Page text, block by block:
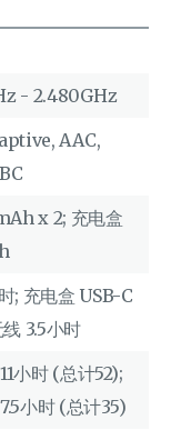
- 2.480GHz
AAC,
x 2; 充电盒
; 充电盒 USB-C
3.5小时
小时 (总计52);
小时 (总计35)